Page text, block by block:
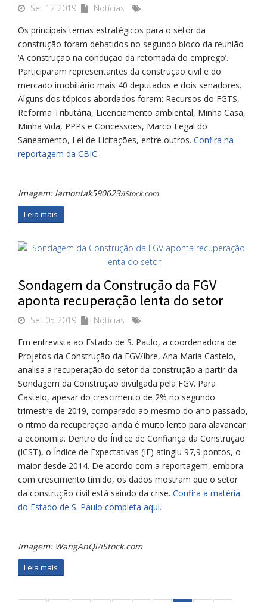
Set 12 2019
Notícias
Os principais temas estratégicos para o setor da
construção foram debatidos no segundo bloco da reunião
‘A construção na condução da retomada do emprego’.
Participaram representantes da construção civil e do
mercado imobiliário mais 40 deputados e dois senadores.
Alguns dos tópicos abordados foram: Recursos do FGTS,
Reforma Tributária, Licenciamento ambiental, Minha Casa,
Minha Vida, PPPs e Concessões, Marco Legal do
Saneamento, Lei de Licitações, entre outros. Confira na
reportagem da CBIC.
Imagem: lamontak590623/iStock.com
Leia mais
Sondagem da Construção da FGV
aponta recuperação lenta do setor
Set 05 2019
Notícias
Em entrevista ao Estado de S. Paulo, a coordenadora de
Projetos da Construção da FGV/Ibre, Ana Maria Castelo,
analisa a recuperação do setor da construção a partir da
Sondagem da Construção divulgada pela FGV. Para
Castelo, apesar do crescimento de 2% no segundo
trimestre de 2019, comparado ao mesmo do ano passado,
o ritmo da recuperação ainda é muito lento para alavancar
a economia. Dentro do Índice de Confiança da Construção
(ICST), o Índice de Expectativas (IE) atingiu 97,9 pontos, o
maior desde 2014. De acordo com a reportagem, embora
com crescimento tímido, os dados mostram que o setor
da construção civil está saindo da crise. Confira a matéria
do Estado de S. Paulo completa aqui.
Imagem: WangAnQi/iStock.com
Leia mais